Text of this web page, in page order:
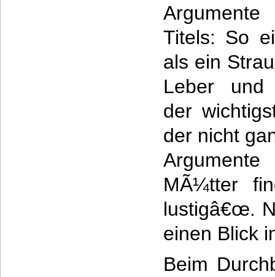
Titels: So
als ein
Leber und
der
der nicht
MÃ¼tter
lustigâ€œ.
einen Blick
Beim